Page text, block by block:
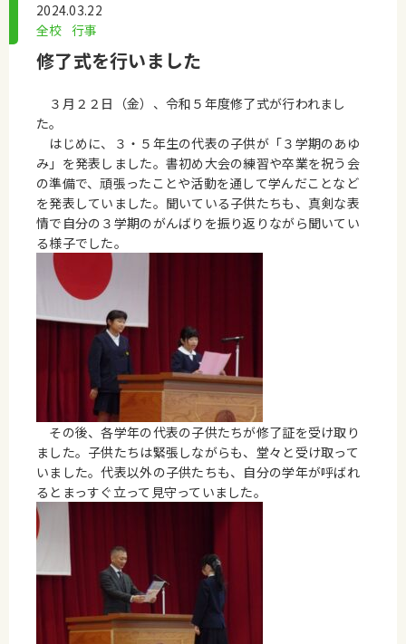
2024.03.22
全校 行事
修了式を行いました
３月２２日（金）、令和５年度修了式が行われまし
た。
はじめに、３・５年生の代表の子供が「３学期のあゆ
み」を発表しました。書初め大会の練習や卒業を祝う会
の準備で、頑張ったことや活動を通して学んだことなど
を発表していました。聞いている子供たちも、真剣な表
情で自分の３学期のがんばりを振り返りながら聞いてい
る様子でした。
その後、各学年の代表の子供たちが修了証を受け取り
ました。子供たちは緊張しながらも、堂々と受け取って
いました。代表以外の子供たちも、自分の学年が呼ばれ
るとまっすぐ立って見守っていました。